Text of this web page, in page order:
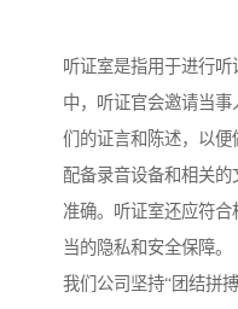
听证室是指用于进行
中，听证官会邀请当
们的证言和陈述，以
配备录音设备和相关
准确。听证室还应符
当的隐私和安全保障。
我们公司坚持“团结拼